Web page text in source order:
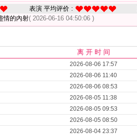
表演 平均评价 :
情的內射( 2026-06-16 04:50:06 )
离 开 时 间
2026-08-06 17:57
2026-08-06 11:40
2026-08-06 08:53
2026-08-05 11:38
2026-08-05 09:53
2026-08-05 08:50
2026-08-04 23:37